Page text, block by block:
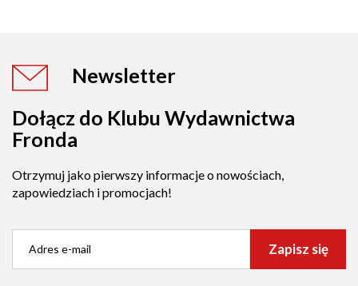
Newsletter
Dołącz do Klubu Wydawnictwa
Fronda
Otrzymuj jako pierwszy informacje o nowościach,
zapowiedziach i promocjach!
Zapisz się